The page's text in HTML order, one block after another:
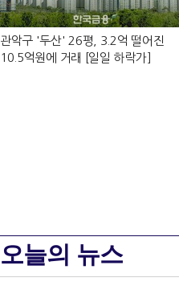
관악구 '두산' 26평, 3.2억 떨어진
10.5억원에 거래 [일일 하락가]
오늘의 뉴스